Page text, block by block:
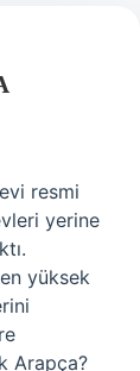
resmi
yerine
yüksek
Arapça?